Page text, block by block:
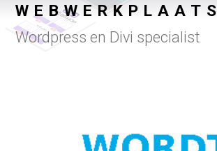
WEBWERKPLAATS
Wordpress en Divi specialist